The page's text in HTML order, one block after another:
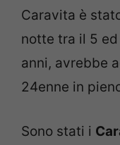
Caravita è
notte tra il 5
anni, avrebbe
24enne in
Sono stati i